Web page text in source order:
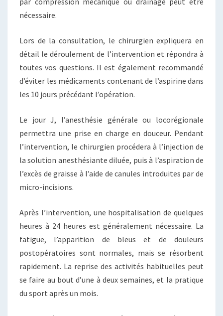
nécessaire.
Lors de la consultation, le chirurgien expliquera en
détail le déroulement de l’intervention et répondra à
toutes vos questions. Il est également recommandé
d’éviter les médicaments contenant de l’aspirine dans
les 10 jours précédant l’opération.
Le jour J, l’anesthésie générale ou locorégionale
permettra une prise en charge en douceur. Pendant
l’intervention, le chirurgien procédera à l’injection de
la solution anesthésiante diluée, puis à l’aspiration de
l’excès de graisse à l’aide de canules introduites par de
micro-incisions.
Après l’intervention, une hospitalisation de quelques
heures à 24 heures est généralement nécessaire. La
fatigue, l’apparition de bleus et de douleurs
postopératoires sont normales, mais se résorbent
rapidement. La reprise des activités habituelles peut
se faire au bout d’une à deux semaines, et la pratique
du sport après un mois.